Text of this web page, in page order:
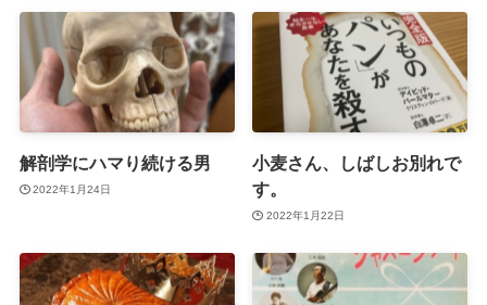
解剖学にハマり続ける男
2022年1月24日
小麦さん、しばしお別れで
す。
2022年1月22日